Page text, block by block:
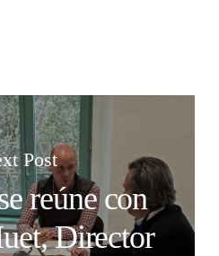
Post
reúne con
Director